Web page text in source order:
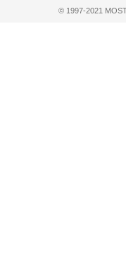
© 1997-2021